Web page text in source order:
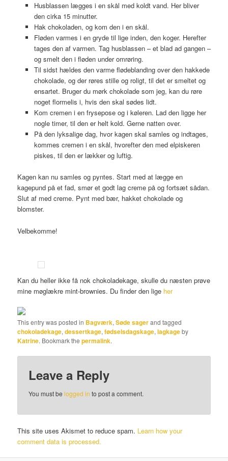
Husblassen lægges i en skål med koldt vand. Her bliver
den cirka 15 minutter.
Hak chokoladen, og kom den i en skål.
Fløden varmes i en gryde til lige inden, den koger. Herefter
tages den af varmen. Tag husblassen – et blad ad gangen –
og smelt den i fløden under omrøring.
Til sidst hældes den varme flødeblanding over den hakkede
chokolade, og der røres stille og roligt, til det er smeltet og
ensartet. Bruger du mørk chokolade som jeg, kan du røre
noget flormelis i, hvis den skal sødes lidt.
Kom cremen i en frysepose og i køleren. Lad den ligge her
nogle timer, til den er helt kold. Gerne natten over.
På den lyksalige dag, hvor kagen skal samles og indtages,
kommes cremen i en skål, hvorefter den med elpiskeren
piskes, til den er lækker og luftig.
Kagen kan nu samles og pyntes. Start med at lægge en
kagepund på et fad, smør et godt lag creme på og fortsæt sådan.
Slut af med creme. Pynt med bær, hakket chokolade og
blomster.
Velbekomme!
Kan du heller ikke få nok chokoladekage, skulle du næsten prøve
mine møglækre mint-brownies. Du finder den lige her
This entry was posted in Bagværk,Søde sagerand tagged
chokoladekage,dessertkage,fødselsdagskage,lagkageby
Katrine. Bookmark thepermalink.
Leave a Reply
You must belogged in to post a comment.
This site uses Akismet to reduce spam. Learn how your
comment data is processed.